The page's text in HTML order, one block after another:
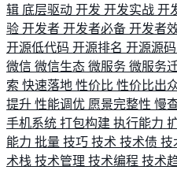
辑 底层驱动 开发 开发实战 开
验 开发者 开发者必备 开发者
开源低代码 开源排名 开源源码
微信 微信生态 微服务 微服务
索 快速落地 性价比 性价比出
提升 性能调优 愿景完整性 慢
手机系统 打包构建 执行能力
能力 批量 技巧 技术 技术债 技
术栈 技术管理 技术编程 技术